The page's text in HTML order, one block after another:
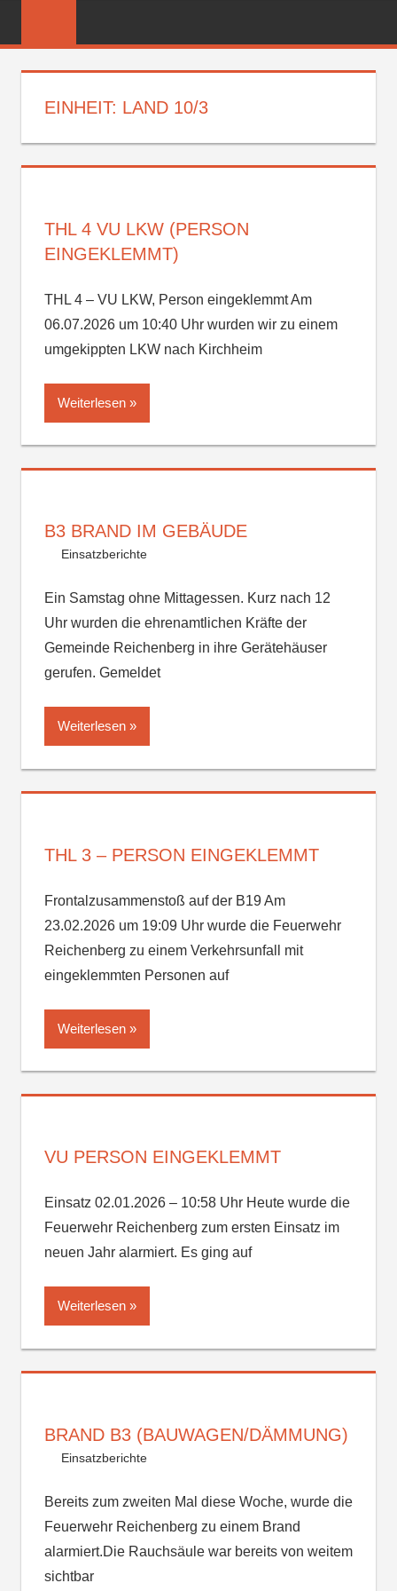
FEUERWEHR
EINHEIT: LAND 10/3
THL 4 VU LKW (PERSON
EINGEKLEMMT)
THL 4 – VU LKW, Person eingeklemmt Am
06.07.2026 um 10:40 Uhr wurden wir zu einem
umgekippten LKW nach Kirchheim
Weiterlesen
B3 BRAND IM GEBÄUDE
Einsatzberichte
Ein Samstag ohne Mittagessen. Kurz nach 12
Uhr wurden die ehrenamtlichen Kräfte der
Gemeinde Reichenberg in ihre Gerätehäuser
gerufen. Gemeldet
Weiterlesen
THL 3 – PERSON EINGEKLEMMT
Frontalzusammenstoß auf der B19 Am
23.02.2026 um 19:09 Uhr wurde die Feuerwehr
Reichenberg zu einem Verkehrsunfall mit
eingeklemmten Personen auf
Weiterlesen
VU PERSON EINGEKLEMMT
Einsatz 02.01.2026 – 10:58 Uhr Heute wurde die
Feuerwehr Reichenberg zum ersten Einsatz im
neuen Jahr alarmiert. Es ging auf
Weiterlesen
BRAND B3 (BAUWAGEN/DÄMMUNG)
Einsatzberichte
Bereits zum zweiten Mal diese Woche, wurde die
Feuerwehr Reichenberg zu einem Brand
alarmiert.Die Rauchsäule war bereits von weitem
sichtbar